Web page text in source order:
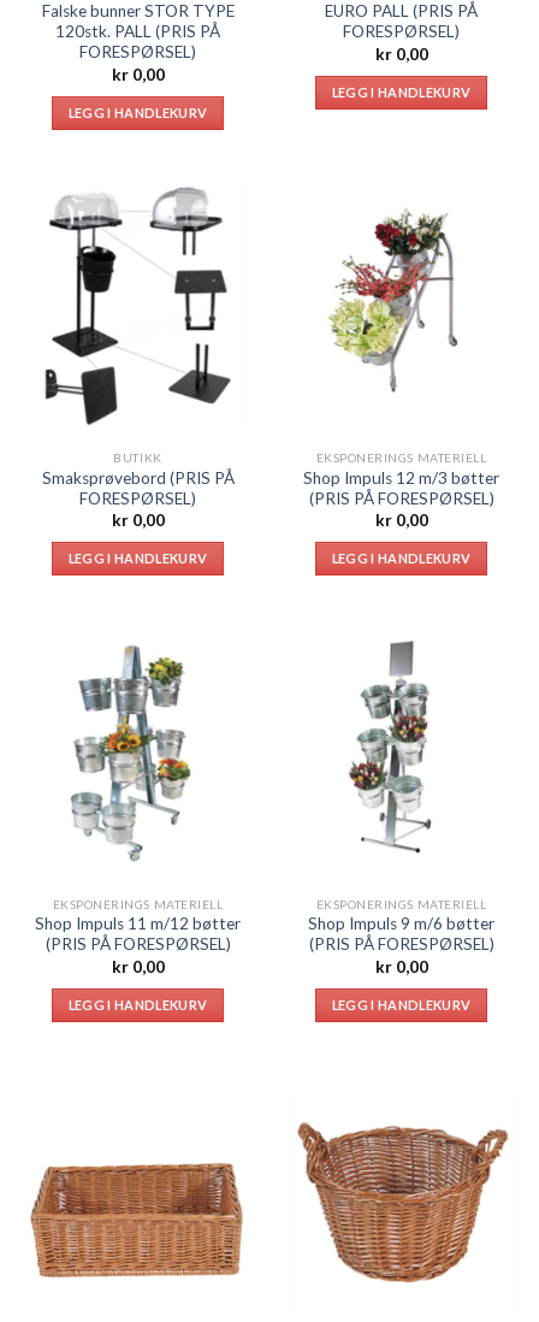
Falske bunner STOR TYPE
120stk. PALL (PRIS PÅ
FORESPØRSEL)
kr0,00
LEGG I HANDLEKURV
EURO PALL (PRIS PÅ
FORESPØRSEL)
kr0,00
LEGG I HANDLEKURV
BUTIKK
Smaksprøvebord (PRIS PÅ
FORESPØRSEL)
kr0,00
LEGG I HANDLEKURV
EKSPONERINGS MATERIELL
Shop Impuls 12 m/3 bøtter
(PRIS PÅ FORESPØRSEL)
kr0,00
LEGG I HANDLEKURV
EKSPONERINGS MATERIELL
Shop Impuls 11 m/12 bøtter
(PRIS PÅ FORESPØRSEL)
kr0,00
LEGG I HANDLEKURV
EKSPONERINGS MATERIELL
Shop Impuls 9 m/6 bøtter
(PRIS PÅ FORESPØRSEL)
kr0,00
LEGG I HANDLEKURV